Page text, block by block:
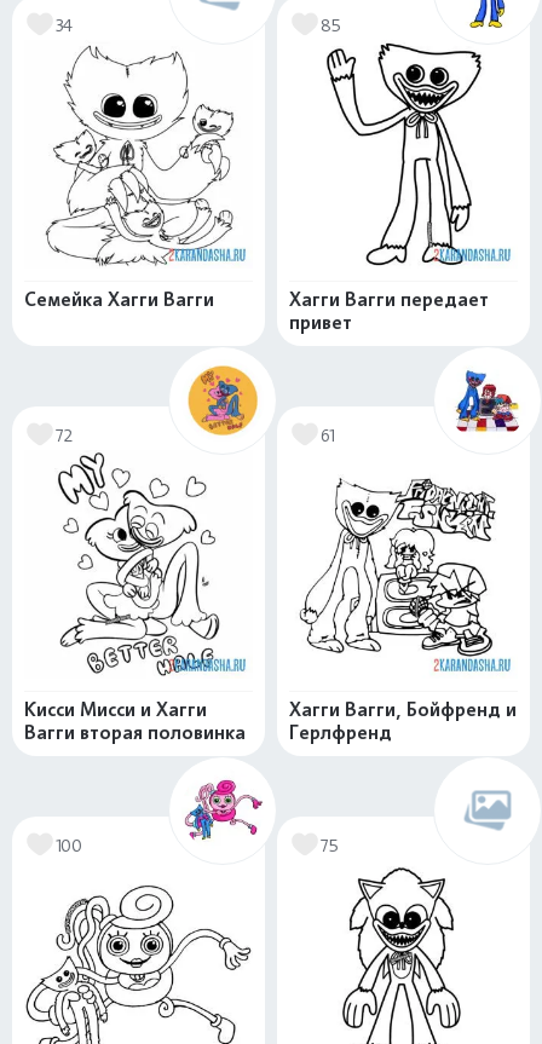
34
Семейка Хагги Вагги
85
Хагги Вагги передает
привет
72
Кисси Мисси и Хагги
Вагги вторая половинка
61
Хагги Вагги, Бойфренд и
Герлфренд
100 75